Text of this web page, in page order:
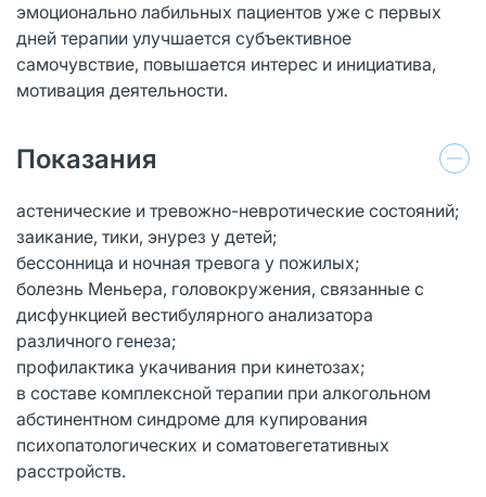
эмоционально лабильных пациентов уже с первых
дней терапии улучшается субъективное
самочувствие, повышается интерес и инициатива,
мотивация деятельности.
Показания
астенические и тревожно-невротические состояний;
заикание, тики, энурез у детей;
бессонница и ночная тревога у пожилых;
болезнь Меньера, головокружения, связанные с
дисфункцией вестибулярного анализатора
различного генеза;
профилактика укачивания при кинетозах;
в составе комплексной терапии при алкогольном
абстинентном синдроме для купирования
психопатологических и соматовегетативных
расстройств.